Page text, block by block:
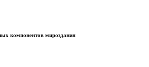
компонентов мироздания